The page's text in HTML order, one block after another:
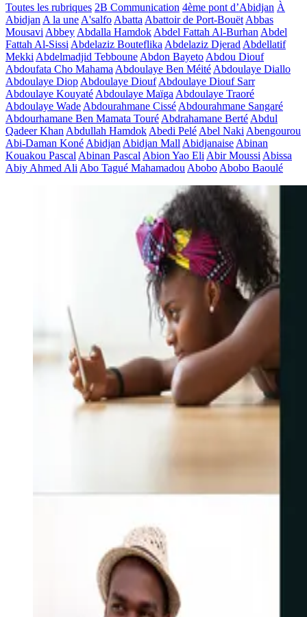
Toutes les rubriques 2B Communication 4ème pont d’Abidjan À
Abidjan A la une A'salfo Abatta Abattoir de Port-Bouët Abbas
Mousavi Abbey Abdalla Hamdok Abdel Fattah Al-Burhan Abdel
Fattah Al-Sissi Abdelaziz Bouteflika Abdelaziz Djerad Abdellatif
Mekki Abdelmadjid Tebboune Abdon Bayeto Abdou Diouf
Abdoufata Cho Mahama Abdoulaye Ben Méité Abdoulaye Diallo
Abdoulaye Diop Abdoulaye Diouf Abdoulaye Diouf Sarr
Abdoulaye Kouyaté Abdoulaye Maïga Abdoulaye Traoré
Abdoulaye Wade Abdourahmane Cissé Abdourahmane Sangaré
Abdourhamane Ben Mamata Touré Abdrahamane Berté Abdul
Qadeer Khan Abdullah Hamdok Abedi Pelé Abel Naki Abengourou
Abi-Daman Koné Abidjan Abidjan Mall Abidjanaise Abinan
Kouakou Pascal Abinan Pascal Abion Yao Eli Abir Moussi Abissa
Abiy Ahmed Ali Abo Tagué Mahamadou Abobo Abobo Baoulé